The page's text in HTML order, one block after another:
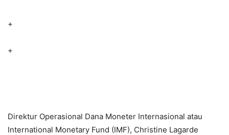
+
+
Direktur Operasional Dana Moneter Internasional atau
International Monetary Fund (IMF), Christine Lagarde